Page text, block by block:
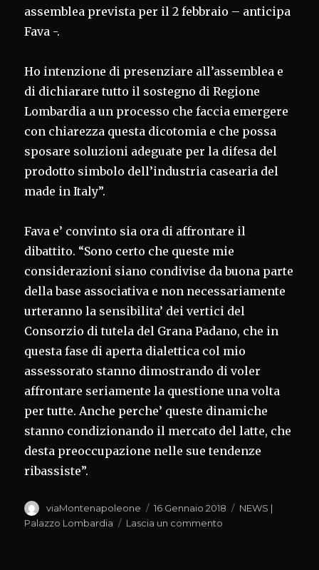
assemblea prevista per il 2 febbraio – anticipa
Fava -.
Ho intenzione di presenziare all’assemblea e
di dichiarare tutto il sostegno di Regione
Lombardia a un processo che faccia emergere
con chiarezza questa dicotomia e che possa
sposare soluzioni adeguate per la difesa del
prodotto simbolo dell’industria casearia del
made in Italy”.
Fava e’ convinto sia ora di affrontare il
dibattito. “Sono certo che queste mie
considerazioni siano condivise da buona parte
della base associativa e non necessariamente
urteranno la sensibilita’ dei vertici del
Consorzio di tutela del Grana Padano, che in
questa fase di aperta dialettica col mio
assessorato stanno dimostrando di voler
affrontare seriamente la questione una volta
per tutte. Anche perche’ queste dinamiche
stanno condizionando il mercato del latte, che
desta preoccupazione nelle sue tendenze
ribassiste”.
Autore
viaMontenapoleone
Pubblicato
il
16 Gennaio 2018 Categorie
NEWS |
Palazzo Lombardia
Lascia un commento